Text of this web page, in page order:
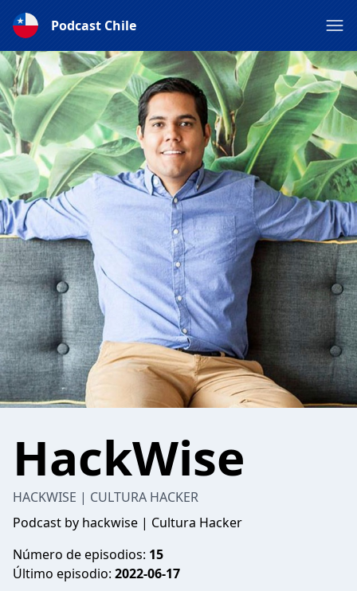
Podcast Chile
HackWise
HACKWISE | CULTURA HACKER
Podcast by hackwise | Cultura Hacker
Número de episodios: 15
Último episodio: 2022-06-17